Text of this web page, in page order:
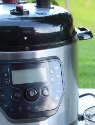
Blog de recetas de